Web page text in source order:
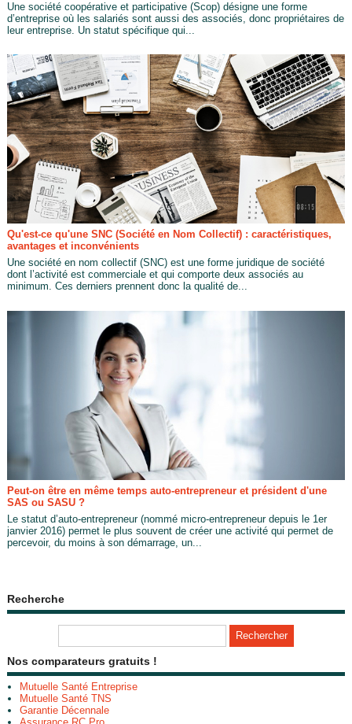
Une société coopérative et participative (Scop) désigne une forme
d’entreprise où les salariés sont aussi des associés, donc propriétaires de
leur entreprise. Un statut spécifique qui...
Qu'est-ce qu'une SNC (Société en Nom Collectif) : caractéristiques,
avantages et inconvénients
Une société en nom collectif (SNC) est une forme juridique de société
dont l’activité est commerciale et qui comporte deux associés au
minimum. Ces derniers prennent donc la qualité de...
Peut-on être en même temps auto-entrepreneur et président d'une
SAS ou SASU ?
Le statut d’auto-entrepreneur (nommé micro-entrepreneur depuis le 1er
janvier 2016) permet le plus souvent de créer une activité qui permet de
percevoir, du moins à son démarrage, un...
Recherche
Nos comparateurs gratuits !
Mutuelle Santé Entreprise
Mutuelle Santé TNS
Garantie Décennale